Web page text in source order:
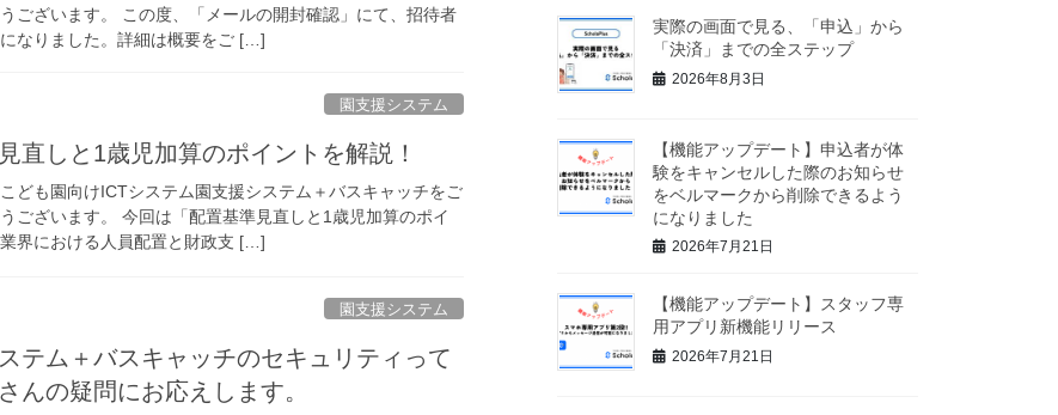
ございます。 この度、「メールの開封確認」にて、招待者
なりました。詳細は概要をご […]
園支援システム
直しと1歳児加算のポイントを解説！
ども園向けICTシステム園支援システム＋バスキャッチをご
ございます。 今回は「配置基準見直しと1歳児加算のポイ
界における人員配置と財政支 […]
園支援システム
テム＋バスキャッチのセキュリティって
んの疑問にお応えします。
実際の画面で見る、「申込」から
「決済」までの全ステップ
2026年8月3日
【機能アップデート】申込者が体
験をキャンセルした際のお知らせ
をベルマークから削除できるよう
になりました
2026年7月21日
【機能アップデート】スタッフ専
用アプリ新機能リリース
2026年7月21日